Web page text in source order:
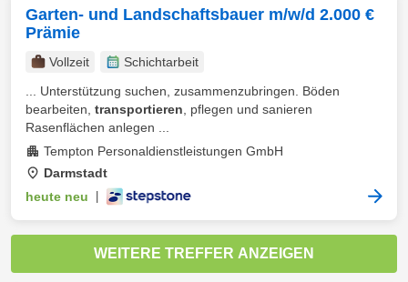
Garten- und Landschaftsbauer m/w/d 2.000 €
Prämie
Vollzeit
Schichtarbeit
... Unterstützung suchen, zusammenzubringen. Böden
bearbeiten, transportieren , pflegen und sanieren
Rasenflächen anlegen ...
Tempton Personaldienstleistungen GmbH
Darmstadt
heute neu
WEITERE TREFFER ANZEIGEN